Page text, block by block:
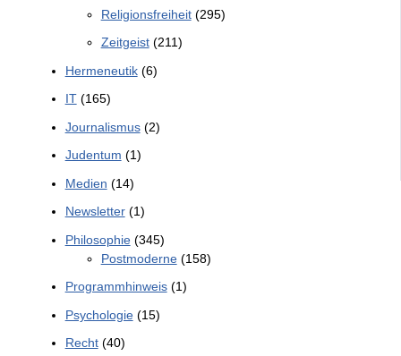
Religionsfreiheit(295)
Zeitgeist(211)
Hermeneutik(6)
IT(165)
Journalismus(2)
Judentum (1)
Medien (14)
Newsletter(1)
Philosophie(345)
Postmoderne(158)
Programmhinweis(1)
Psychologie(15)
Recht(40)